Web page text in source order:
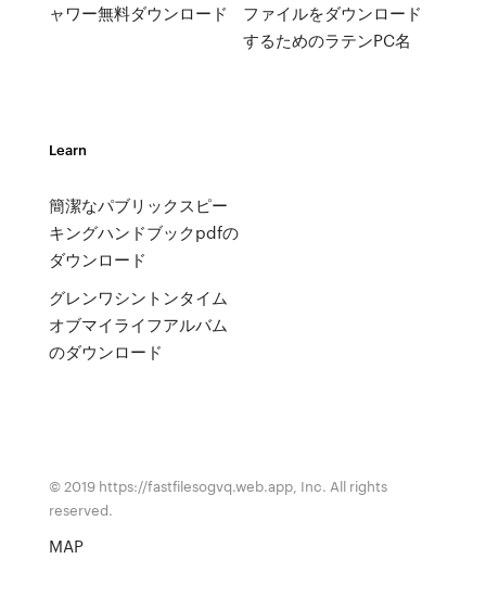
ャワー無料ダウンロード
ファイルをダウンロード
するためのラテンPC名
Learn
簡潔なパブリックスピー
キングハンドブックpdfの
ダウンロード
グレンワシントンタイム
オブマイライフアルバム
のダウンロード
© 2019 https://fastfilesogvq.web.app, Inc. All rights
reserved.
MAP